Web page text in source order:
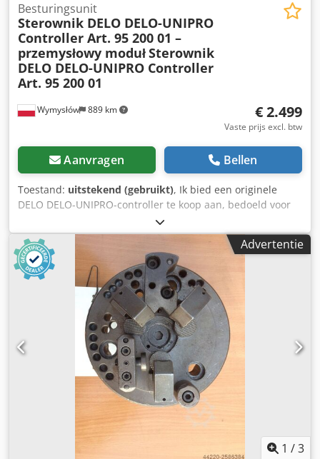
Wymysłów 889 km
Besturingsunit
Sterownik DELO DELO-UNIPRO
Controller Art. 95 200 01 –
przemysłowy modułSterownik
DELO DELO-UNIPRO Controller
Art. 95 200 01
€ 2.499
Vaste prijs excl. btw
Aanvragen Bellen
Toestand: uitstekend (gebruikt), Ik bied een originele
DELO DELO-UNIPRO-controller te koop aan, bedoeld voor
industriële doseer- en uithardingssystemen voor lijmen.
Het apparaat is volledig functioneel: het start correct op,
het display werkt en het menu is duidelijk en volledig
operationeel (zie foto's). De visuele staat is zeer goed, met
slechts lichte sporen van normaal gebruik. Technische
specificaties: • Fabrikant: DELO • Model: DELO-UNIPRO •
Catalogusnummer: 95 200 01 • Serienummer: 1501 UNI 648
• Voeding: 100–240 V AC • Frequentie: 50–60 Hz Crodpfx
Agozrv Hzjvef • Stroomverbruik: 40 W • Interfaces: RS232,
CAN, USB, Ethernet, Input/Output, voetschakelaar en 4
kanalen (CH1–CH4) Inbegrepen: • DELO DELO-UNIPRO-
controller Het aangeboden product is precies het product
dat op de foto's te zien is.
Advertentie
1 /3